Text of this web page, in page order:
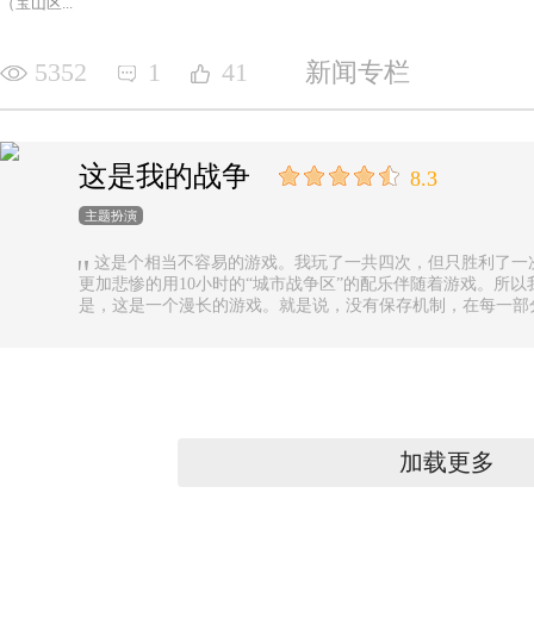
5352 1 41 新闻专栏
这是我的战争 8.3
主题扮演
这是个相当不容易的游戏。我玩了一共四次，但只胜利了
更加悲惨的用10小时的“城市战争区”的配乐伴随着游戏。所
是，这是一个漫长的游戏。就是说，没有保存机制，在每一
加载更多